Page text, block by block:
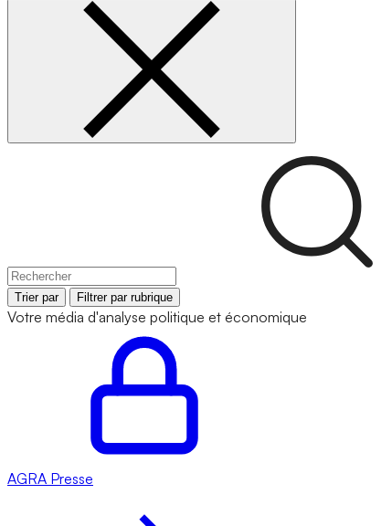
Trier par Filtrer par rubrique
Votre média d'analyse politique et économique
AGRA Presse